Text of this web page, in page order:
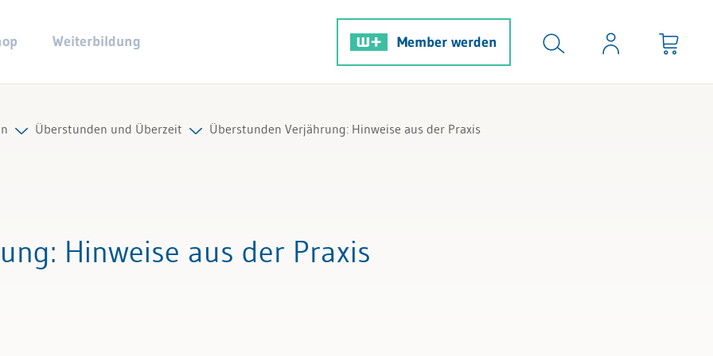
Weiterbildung Member werden
Überstunden und Überzeit
Alle Fachexperten
Überstunden Verjährung: Hinweise aus der Praxis
: Hinweise aus der Praxis